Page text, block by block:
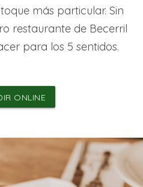
más particular. Sin
restaurante de Becerril
para los 5 sentidos.
ONLINE